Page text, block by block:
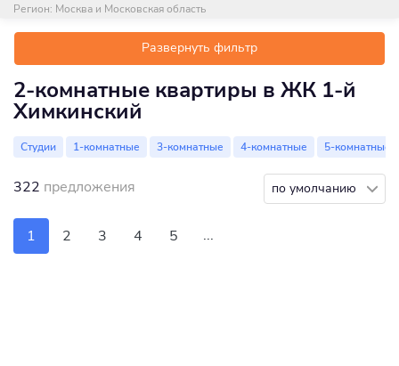
Регион: Москва и Московская область
Развернуть фильтр
2-комнатные квартиры в ЖК 1-й
Химкинский
Студии 1-комнатные 3-комнатные 4-комнатные 5-комнатные
322 предложения по умолчанию
1 2 3 4 5 ...